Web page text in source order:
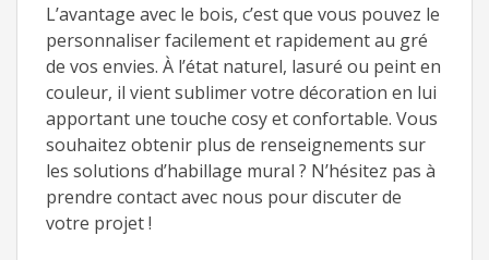
L’avantage avec le bois, c’est que vous pouvez le
personnaliser facilement et rapidement au gré
de vos envies. À l’état naturel, lasuré ou peint en
couleur, il vient sublimer votre décoration en lui
apportant une touche cosy et confortable. Vous
souhaitez obtenir plus de renseignements sur
les solutions d’habillage mural ? N’hésitez pas à
prendre contact avec nous pour discuter de
votre projet !